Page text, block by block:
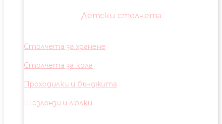
Детски столчета
Столчета за хранене
Столчета за кола
Проходилки и бънджита
Шезлонзи и люлки